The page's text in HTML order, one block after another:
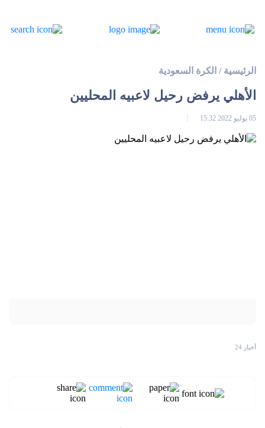
الرئيسية / الكرة السعودية
الأهلي يرفض رحيل لاعبيه المحليين
05 يوليو 2022 15:32
أخبار 24